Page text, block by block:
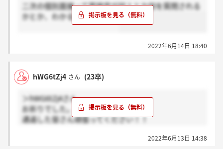
二次の個別面接って面接官が何人とか何を質問される
かとか、わかる方いますか？
2022年6月14日 18:40
hWG6tZj4 さん (23卒)
＞hWG6tZj4さん
お祈りでした。
通過した皆さん頑張ってください！！
2022年6月13日 14:38